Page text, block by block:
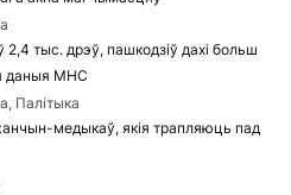
тыс. дрэў, пашкодзіў дахі больш
даныя МНС
Палітыка
медыкаў, якія трапляюць пад